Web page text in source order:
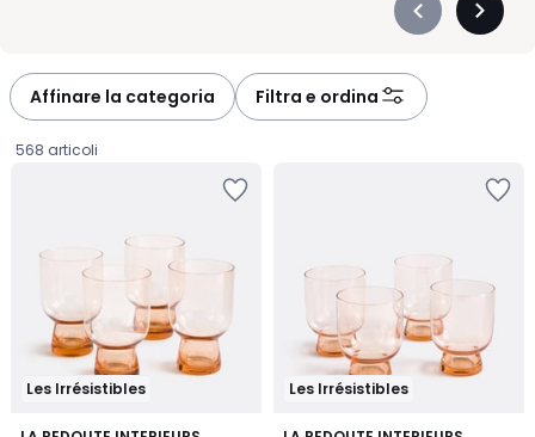
Précédent
à
gauche
Affinare la categoria Filtra e ordina
568 articoli
Les Irrésistibles Les Irrésistibles